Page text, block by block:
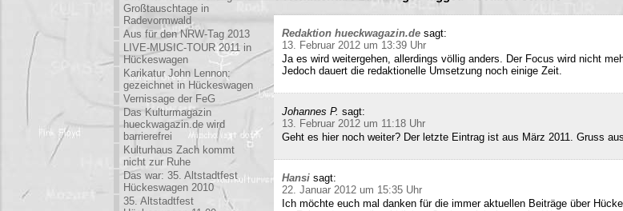
Großtauschtage in
Radevormwald
Aus für den NRW-Tag 2013
LIVE-MUSIC-TOUR 2011 in
Hückeswagen
Karikatur John Lennon:
gezeichnet in Hückeswagen
Vernissage der FeG
Das Kulturmagazin
hueckwagazin.de wird
barrierefrei
Kulturhaus Zach kommt
nicht zur Ruhe
Das war: 35. Altstadtfest
Hückeswagen 2010
35. Altstadtfest
Redaktion hueckwagazin.de sagt:
13. Februar 2012 um 13:39 Uhr
Ja es wird weitergehen, allerdings völlig anders. Der Focus wird nicht
Jedoch dauert die redaktionelle Umsetzung noch einige Zeit.
Johannes P. sagt:
13. Februar 2012 um 11:18 Uhr
Geht es hier noch weiter? Der letzte Eintrag ist aus März 2011. Gruss
Hansi sagt:
22. Januar 2012 um 15:35 Uhr
Ich möchte euch mal danken für die immer aktuellen Beiträge über